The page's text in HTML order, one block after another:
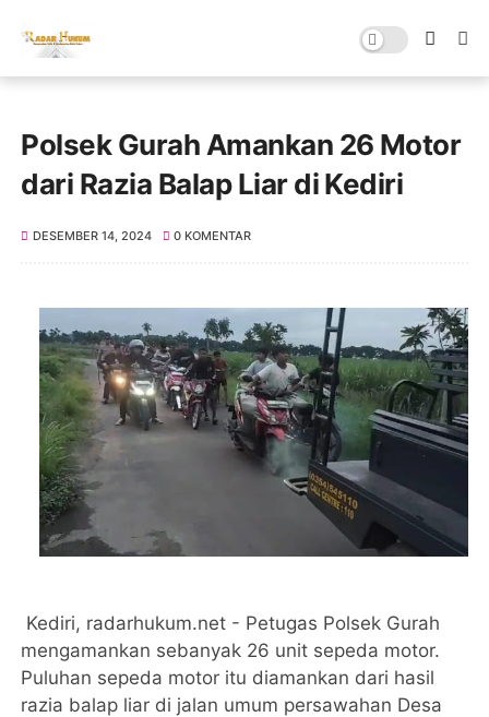
Polsek Gurah Amankan 26 Motor
dari Razia Balap Liar di Kediri
DESEMBER 14, 2024 0 KOMENTAR
Kediri, radarhukum.net - Petugas Polsek Gurah
mengamankan sebanyak 26 unit sepeda motor.
Puluhan sepeda motor itu diamankan dari hasil
razia balap liar di jalan umum persawahan Desa